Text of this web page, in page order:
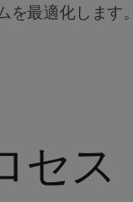
最適化します。
セス